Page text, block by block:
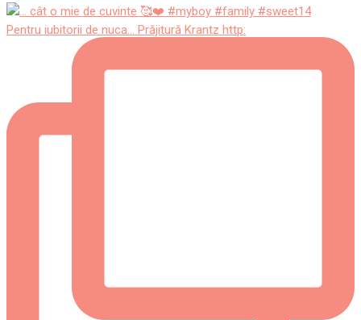
Pentru iubitorii de nuca... Prăjitură Krantz http: